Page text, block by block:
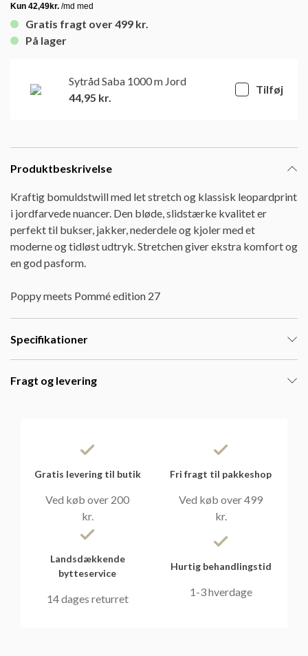
Gratis fragt over 499 kr.
På lager
Sytråd Saba 1000 m Jord
44,95 kr.
Tilføj
Produktbeskrivelse
Kraftig bomuldstwill med let stretch og klassisk leopardprint
i jordfarvede nuancer. Den bløde, slidstærke kvalitet er
perfekt til bukser, jakker, nederdele og kjoler med et
moderne og tidløst udtryk. Stretchen giver ekstra komfort og
en god pasform.
Poppy meets Pommé edition 27
Specifikationer
Fragt og levering
Gratis levering til butik
Ved køb over 200
kr.
Fri fragt til pakkeshop
Ved køb over 499
kr.
Landsdækkende
bytteservice
14 dages returret
Hurtig behandlingstid
1-3 hverdage